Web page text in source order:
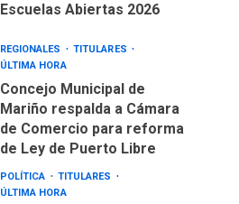
Escuelas Abiertas 2026
REGIONALES
TITULARES
ÚLTIMA HORA
Concejo Municipal de
Mariño respalda a Cámara
de Comercio para reforma
de Ley de Puerto Libre
POLÍTICA
TITULARES
ÚLTIMA HORA